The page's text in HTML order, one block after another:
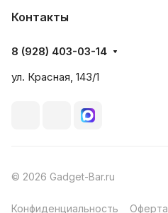
Контакты
8 (928) 403-03-14
ул. Красная, 143/1
© 2026 Gadget-Bar.ru
Конфиденциальность Оферта